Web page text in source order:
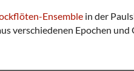
Ensemblein der
verschiedenen Epochen und